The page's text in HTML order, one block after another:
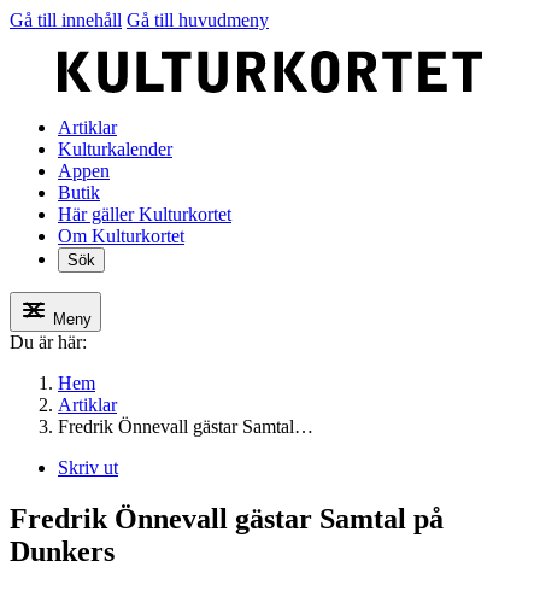
Gå till innehåll Gå till huvudmeny
Artiklar
Kulturkalender
Appen
Butik
Här gäller Kulturkortet
Om Kulturkortet
Sök
Meny
Du är här:
Hem
Artiklar
Fredrik Önnevall gästar Samtal…
Skriv ut
Fredrik Önnevall gästar Samtal på
Dunkers